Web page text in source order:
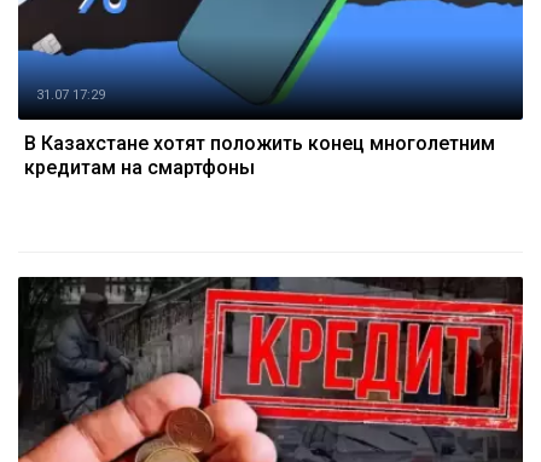
31.07 17:29
В Казахстане хотят положить конец многолетним
кредитам на смартфоны